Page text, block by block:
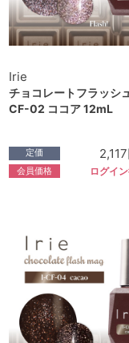
Irie
チョコレートフラッシ
CF-02 ココア 12mL
定価
会員価格 ログイ